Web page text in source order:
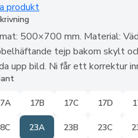
produkt
500×700 mm. Material:
tejp bakom skylt
upp bild. Ni får ett korrektur
17B 17C 17D
23A 23B 23C